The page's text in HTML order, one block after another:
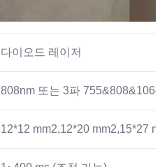
다이오드 레이저
808nm 또는 3파
12*12 mm2,12*20 mm2,15*27